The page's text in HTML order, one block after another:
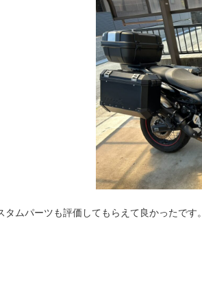
タムパーツも評価してもらえて良かったです。